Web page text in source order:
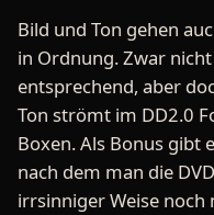
Bild und Ton gehen
in Ordnung. Zwar
entsprechend, aber
Ton strömt im DD2.0
Boxen. Als Bonus gibt
nach dem man die
irrsinniger Weise noch